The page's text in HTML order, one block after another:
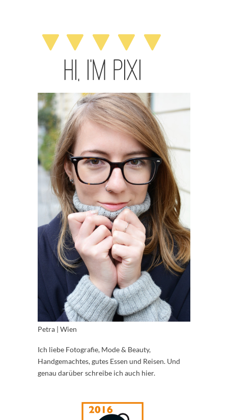
Petra | Wien
Ich liebe Fotografie, Mode & Beauty,
Handgemachtes, gutes Essen und Reisen. Und
genau darüber schreibe ich auch hier.